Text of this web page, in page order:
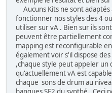
Aucuns Kits ne sont
fonctionner nos styles des 4
utiliser sur vA . Bien sur ils
peuvent être partiellement
mapping est reconfigurable
également voir s'il dispose
,chaque style peut appeler
qu'actuellement vA est
chaque sons de drum au